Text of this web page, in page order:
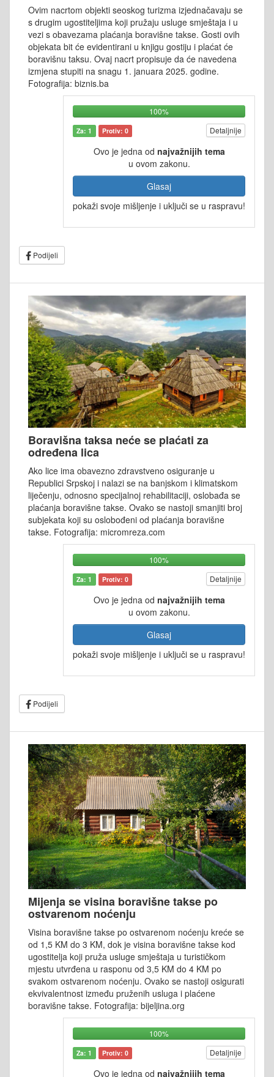
Ovim nacrtom objekti seoskog turizma izjednačavaju se
s drugim ugostiteljima koji pružaju usluge smještaja i u
vezi s obavezama plaćanja boravišne takse. Gosti ovih
objekata bit će evidentirani u knjigu gostiju i plaćat će
boravišnu taksu. Ovaj nacrt propisuje da će navedena
izmjena stupiti na snagu 1. januara 2025. godine.
Fotografija: biznis.ba
100%
Za: 1 Protiv: 0 Detaljnije
Ovo je jedna od najvažnijih tema
u ovom zakonu.
Glasaj
pokaži svoje mišljenje i uključi se u raspravu!
Podijeli
Boravišna taksa neće se plaćati za
određena lica
Ako lice ima obavezno zdravstveno osiguranje u
Republici Srpskoj i nalazi se na banjskom i klimatskom
liječenju, odnosno specijalnoj rehabilitaciji, oslobađa se
plaćanja boravišne takse. Ovako se nastoji smanjiti broj
subjekata koji su oslobođeni od plaćanja boravišne
takse. Fotografija: micromreza.com
100%
Za: 1 Protiv: 0 Detaljnije
Ovo je jedna od najvažnijih tema
u ovom zakonu.
Glasaj
pokaži svoje mišljenje i uključi se u raspravu!
Podijeli
Mijenja se visina boravišne takse po
ostvarenom noćenju
Visina boravišne takse po ostvarenom noćenju kreće se
od 1,5 KM do 3 KM, dok je visina boravišne takse kod
ugostitelja koji pruža usluge smještaja u turističkom
mjestu utvrđena u rasponu od 3,5 KM do 4 KM po
svakom ostvarenom noćenju. Ovako se nastoji osigurati
ekvivalentnost između pruženih usluga i plaćene
boravišne takse. Fotografija: bijeljina.org
100%
Za: 1 Protiv: 0 Detaljnije
Ovo je jedna od najvažnijih tema